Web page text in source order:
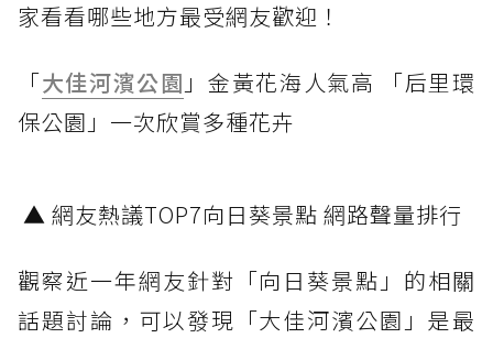
家看看哪些地方最受網友歡迎！
「大佳河濱公園 」金黃花海人氣高 「后里環
保公園」一次欣賞多種花卉
▲ 網友熱議TOP7向日葵景點 網路聲量排行
觀察近一年網友針對「向日葵景點」的相關
話題討論，可以發現「大佳河濱公園」是最